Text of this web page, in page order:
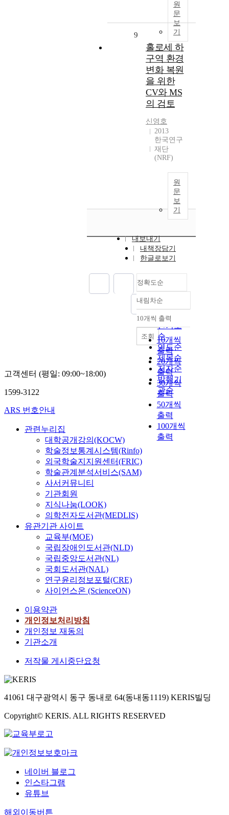
원
문
보
기
9
홀로세 하
구역 환경
변화 복원
을 위한
CV와 MS
의 검토
신영호
2013
한국연구
재단
(NRF)
원
문
보
기
내보내기
내책장담기
한글로보기
정확도순
정확도
순
인기도
순
연도순
제목순
저자순
발행기
관순
내림차순
내림차순
10개씩 출력
10개씩
출력
20개씩
출력
30개씩
출력
50개씩
출력
100개씩
출력
조회
고객센터 (평일: 09:00~18:00)
1599-3122
ARS 번호안내
관련누리집
대학공개강의(KOCW)
학술정보통계시스템(Rinfo)
외국학술지지원센터(FRIC)
학술관계분석서비스(SAM)
사서커뮤니티
기관회원
지식나눔(LOOK)
의학전자도서관(MEDLIS)
유관기관 사이트
교육부(MOE)
국립장애인도서관(NLD)
국립중앙도서관(NL)
국회도서관(NAL)
연구윤리정보포털(CRE)
사이언스온 (ScienceON)
이용약관
개인정보처리방침
개인정보 재동의
기관소개
저작물 게시중단요청
41061 대구광역시 동구 동내로 64(동내동1119) KERIS빌딩
Copyright© KERIS. ALL RIGHTS RESERVED
네이버 블로그
인스타그램
유튜브
해외이동버튼